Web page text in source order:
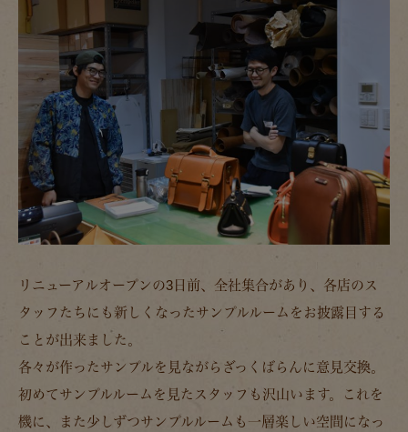
リニューアルオープンの3日前、全社集合があり、各店のス
タッフたちにも新しくなったサンプルルームをお披露目する
ことが出来ました。
各々が作ったサンプルを見ながらざっくばらんに意見交換。
初めてサンプルルームを見たスタッフも沢山います。これを
機に、また少しずつサンプルルームも一層楽しい空間になっ